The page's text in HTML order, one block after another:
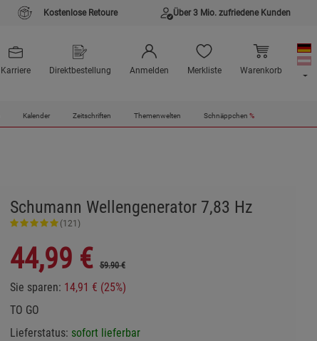
Kostenlose Retoure Über 3 Mio. zufriedene Kunden
Karriere Direktbestellung Anmelden Merkliste Warenkorb
Kalender Zeitschriften Themenwelten Schnäppchen %
Schumann Wellengenerator 7,83 Hz
(121)
44,99 € 59.90 €
Sie sparen: 14,91 € (25%)
TO GO
Lieferstatus: sofort lieferbar